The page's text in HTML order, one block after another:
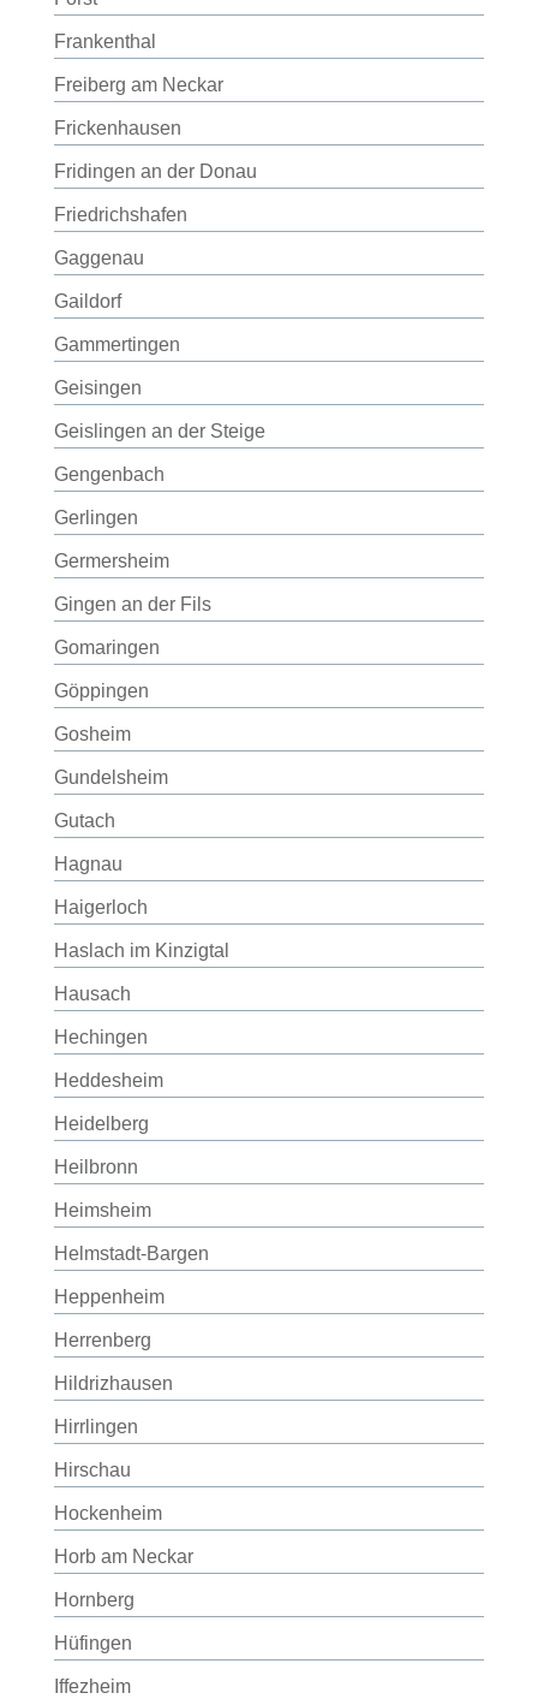
Frankenthal
Freiberg am Neckar
Frickenhausen
Fridingen an der Donau
Friedrichshafen
Gaggenau
Gaildorf
Gammertingen
Geisingen
Geislingen an der Steige
Gengenbach
Gerlingen
Germersheim
Gingen an der Fils
Gomaringen
Göppingen
Gosheim
Gundelsheim
Gutach
Hagnau
Haigerloch
Haslach im Kinzigtal
Hausach
Hechingen
Heddesheim
Heidelberg
Heilbronn
Heimsheim
Helmstadt-Bargen
Heppenheim
Herrenberg
Hildrizhausen
Hirrlingen
Hirschau
Hockenheim
Horb am Neckar
Hornberg
Hüfingen
Iffezheim